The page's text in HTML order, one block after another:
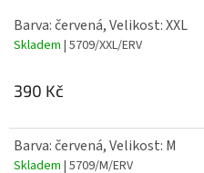
Barva: červená, Velikost: XXL
Skladem | 5709/XXL/ERV
390 Kč
Barva: červená, Velikost: M
Skladem | 5709/M/ERV